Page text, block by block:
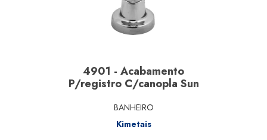
4901 - Acabamento
P/registro C/canopla Sun
BANHEIRO
Kimetais